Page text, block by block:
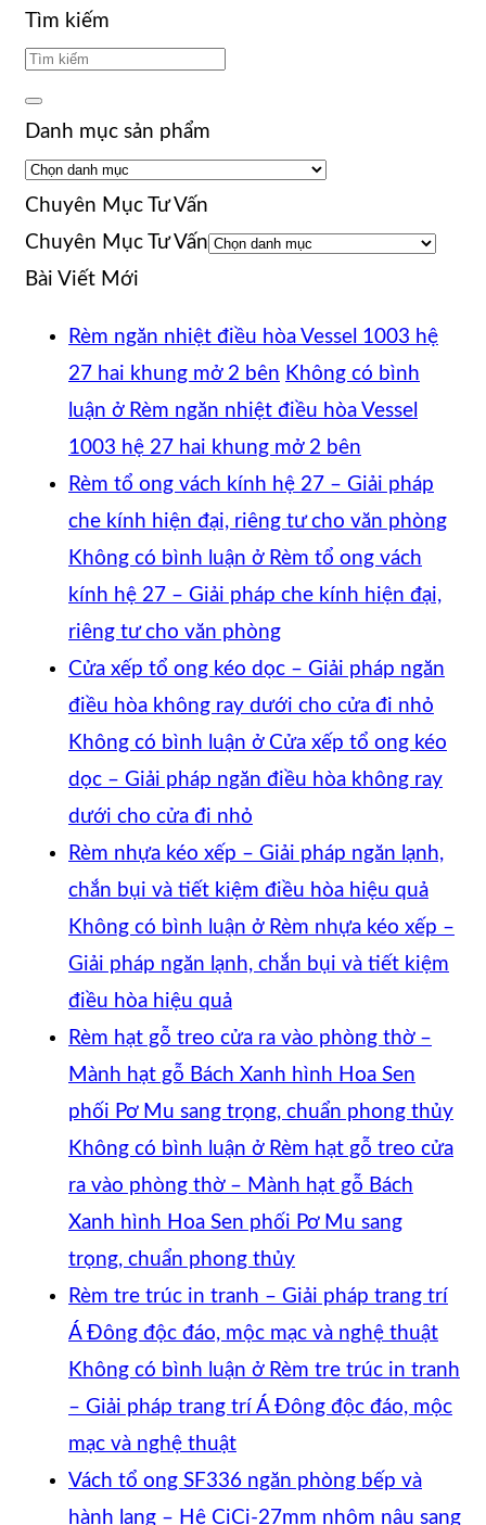
Tìm kiếm
Danh mục sản phẩm
Chuyên Mục Tư Vấn
Chuyên Mục Tư Vấn
Bài Viết Mới
Rèm ngăn nhiệt điều hòa Vessel 1003 hệ
27 hai khung mở 2 bên Không có bình
luận ở Rèm ngăn nhiệt điều hòa Vessel
1003 hệ 27 hai khung mở 2 bên
Rèm tổ ong vách kính hệ 27 – Giải pháp
che kính hiện đại, riêng tư cho văn phòng
Không có bình luận ở Rèm tổ ong vách
kính hệ 27 – Giải pháp che kính hiện đại,
riêng tư cho văn phòng
Cửa xếp tổ ong kéo dọc – Giải pháp ngăn
điều hòa không ray dưới cho cửa đi nhỏ
Không có bình luận ở Cửa xếp tổ ong kéo
dọc – Giải pháp ngăn điều hòa không ray
dưới cho cửa đi nhỏ
Rèm nhựa kéo xếp – Giải pháp ngăn lạnh,
chắn bụi và tiết kiệm điều hòa hiệu quả
Không có bình luận ở Rèm nhựa kéo xếp –
Giải pháp ngăn lạnh, chắn bụi và tiết kiệm
điều hòa hiệu quả
Rèm hạt gỗ treo cửa ra vào phòng thờ –
Mành hạt gỗ Bách Xanh hình Hoa Sen
phối Pơ Mu sang trọng, chuẩn phong thủy
Không có bình luận ở Rèm hạt gỗ treo cửa
ra vào phòng thờ – Mành hạt gỗ Bách
Xanh hình Hoa Sen phối Pơ Mu sang
trọng, chuẩn phong thủy
Rèm tre trúc in tranh – Giải pháp trang trí
Á Đông độc đáo, mộc mạc và nghệ thuật
Không có bình luận ở Rèm tre trúc in tranh
– Giải pháp trang trí Á Đông độc đáo, mộc
mạc và nghệ thuật
Vách tổ ong SF336 ngăn phòng bếp và
hành lang – Hệ CiCi-27mm nhôm nâu sang